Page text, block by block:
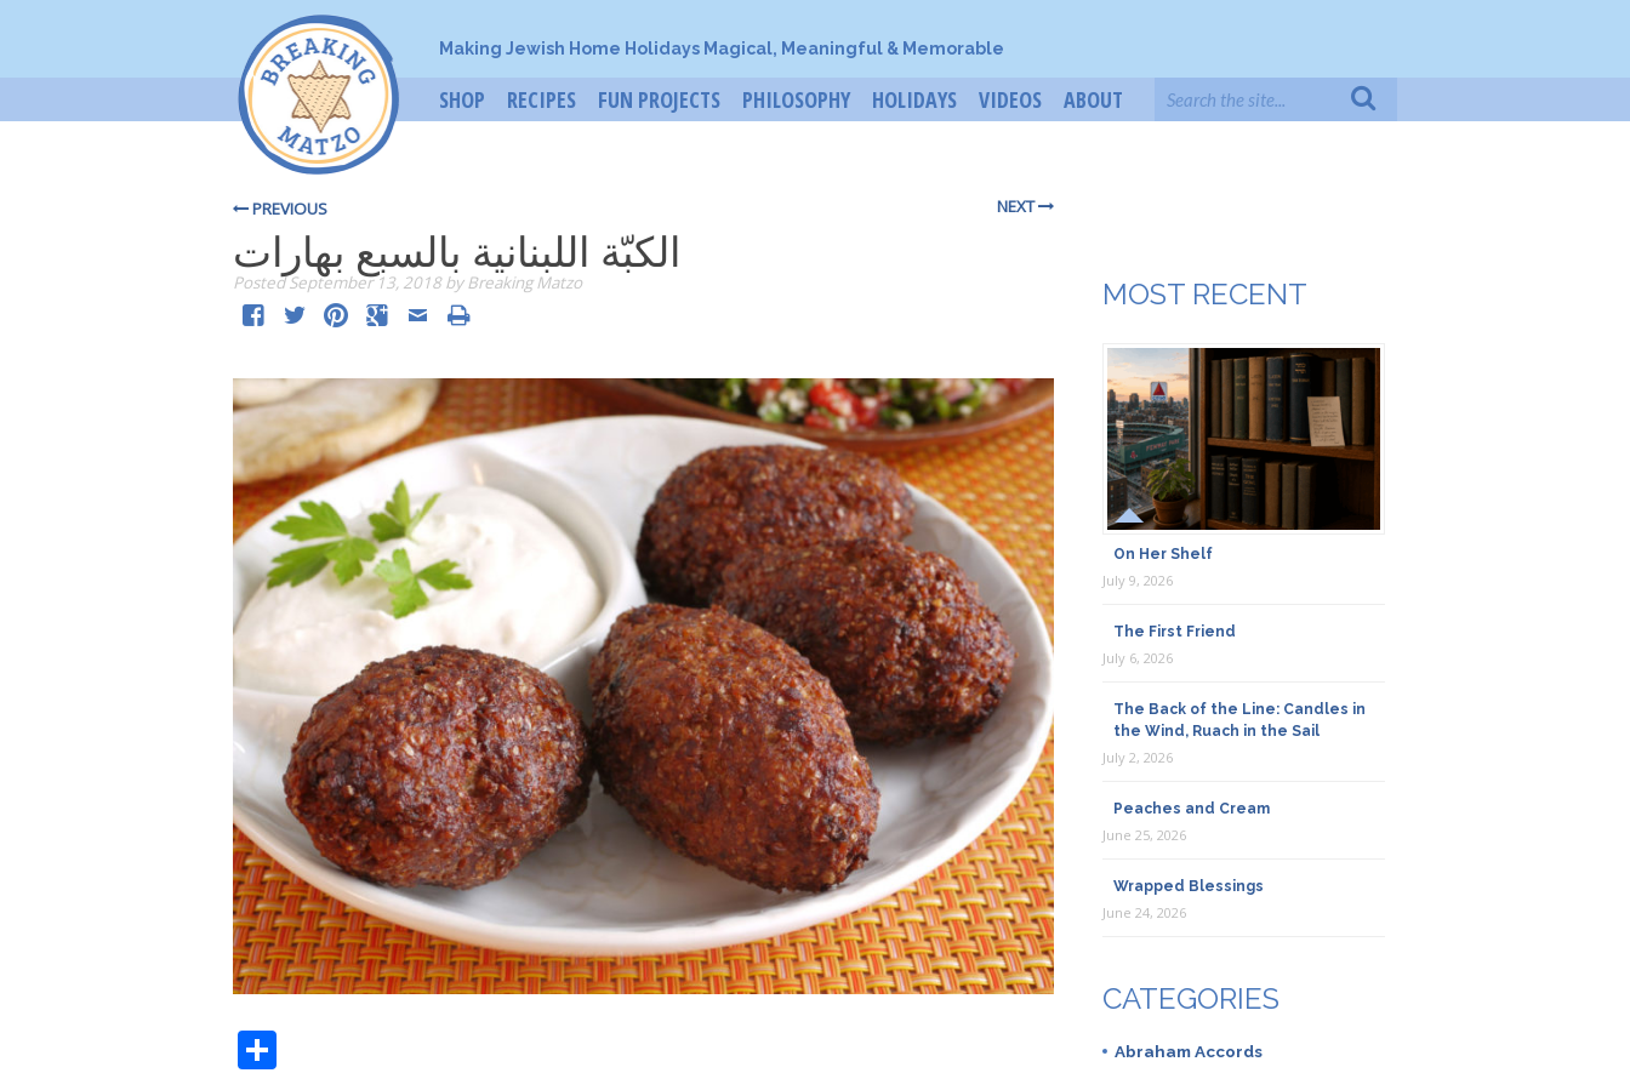
Making Jewish Home Holidays Magical, Meaningful & Memorable
SHOP RECIPES FUN PROJECTS PHILOSOPHY HOLIDAYS VIDEOS ABOUT
PREVIOUS NEXT
الكبّة اللبنانية بالسبع بهارات
PostedSeptember 13, 2018byBreaking Matzo MOST RECENT
On Her Shelf
July 9, 2026
The First Friend
July 6, 2026
The Back of the Line: Candles in
the Wind, Ruach in the Sail
July 2, 2026
Peaches and Cream
June 25, 2026
Wrapped Blessings
June 24, 2026
CATEGORIES
Abraham Accords